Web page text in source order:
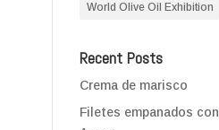
World Olive Oil Exhibition
Recent Posts
Crema de marisco
Filetes empanados con